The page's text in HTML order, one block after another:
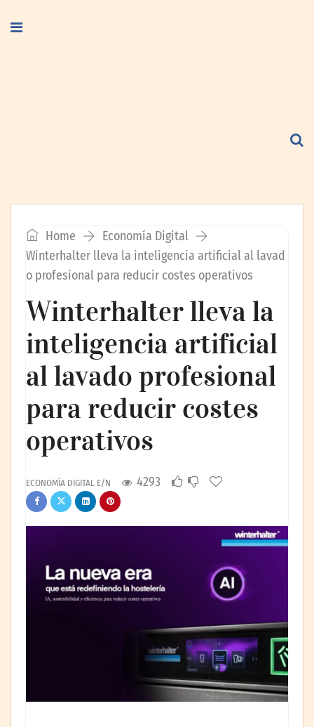
Home
Economía Digital
Winterhalter lleva la inteligencia artificial al lavad
o profesional para reducir costes operativos
Winterhalter lleva la
inteligencia artificial
al lavado profesional
para reducir costes
operativos
ECONOMÍA DIGITAL E/N 4293